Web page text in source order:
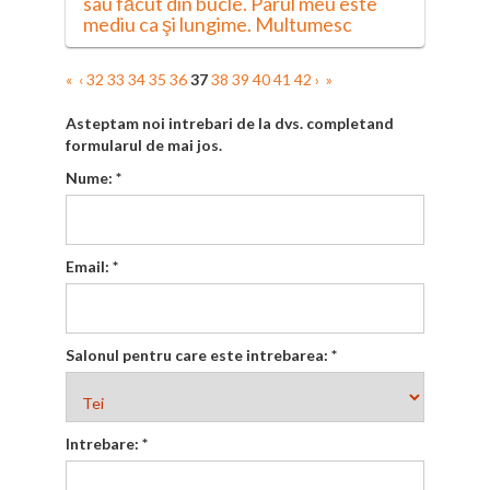
mediu ca şi lungime. Multumesc
« ‹32 33 3435 363738 39 4041 42 › »
Asteptam noi intrebari de la dvs. completand
formularul de mai jos.
Nume: *
Email: *
Salonul pentru care este intrebarea: *
Intrebare: *